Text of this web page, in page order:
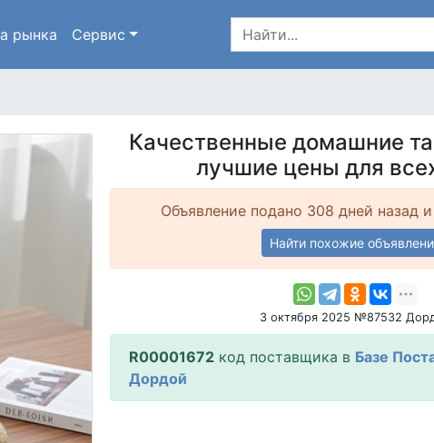
рынка Сервис
Качественные домашние
лучшие цены для
Объявление подано 308 дней назад
Найти похожие
3 октября 2025 №87532
R00001672 код поставщика в Базе
Дордой